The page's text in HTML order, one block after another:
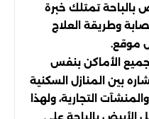
بالباحة تمتلك خبرة
وطريقة العلاج
موقع.
جميع الأماكن بنفس
بين المنازل السكنية
التجارية، ولهذا